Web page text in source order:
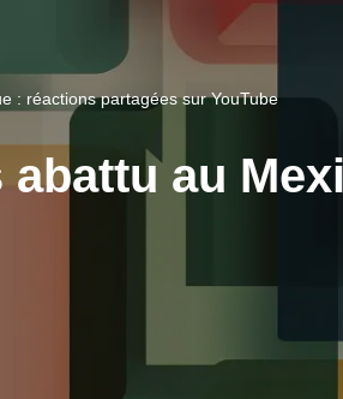
: réactions partagées sur YouTube
abattu au